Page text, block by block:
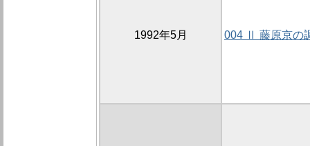
1992年5月 004 Ⅱ 藤原京の